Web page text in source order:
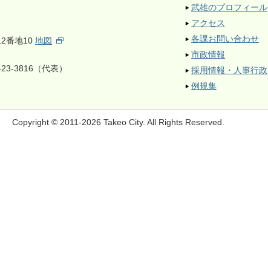
番地10地図
3816（代表）
武雄のプロフィール
アクセス
各課お問い合わせ
市政情報
採用情報・人事行政
例規集
Copyright © 2011-2026 Takeo City. All Rights Reserved.